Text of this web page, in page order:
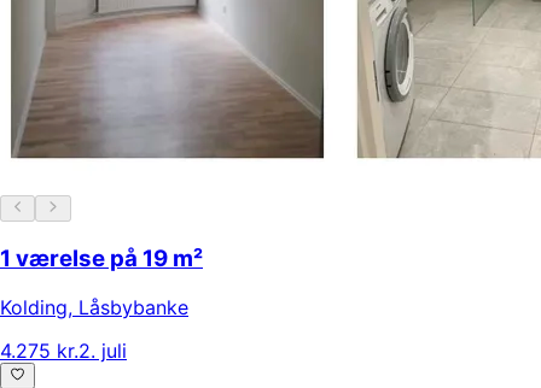
1 værelse på 19 m²
Kolding, Låsbybanke
4.275 kr.2. juli